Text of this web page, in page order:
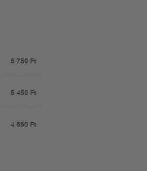
5 750 Ft
5 450 Ft
4 850 Ft